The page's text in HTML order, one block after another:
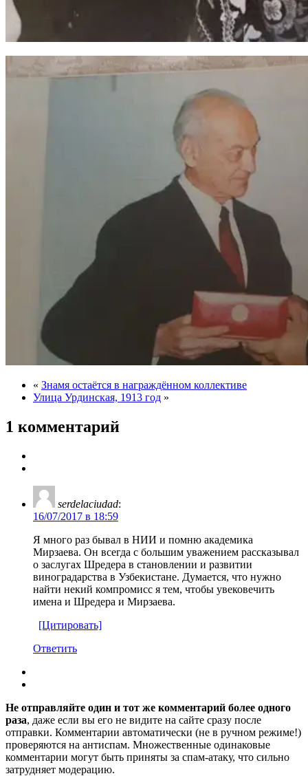
« Знамя остаётся в награждённом коллективе
Улица Урдинская, 1913 год »
1 комментарий
serdelaciudad:
16/07/2017 в 18:59
Я много раз бывал в НИИ и помню академика
Мирзаева. Он всегда с большим уважением рассказывал
о заслугах Шредера в становлении и развитии
виноградарства в Узбекистане. Думается, что нужно
найти некий компромисс я тем, чтобы увековечить
имена и Шредера и Мирзаева.
[Цитировать]
Ответить
Не отправляйте один и тот же комментарий более одного
раза, даже если вы его не видите на сайте сразу после
отправки. Комментарии автоматически (не в ручном режиме!)
проверяются на антиспам. Множественные одинаковые
комментарии могут быть приняты за спам-атаку, что сильно
затрудняет модерацию.